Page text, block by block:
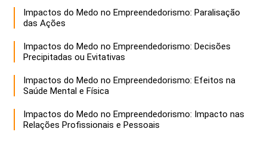
Impactos do Medo no Empreendedorismo: Paralisação
das Ações
Impactos do Medo no Empreendedorismo: Decisões
Precipitadas ou Evitativas
Impactos do Medo no Empreendedorismo: Efeitos na
Saúde Mental e Física
Impactos do Medo no Empreendedorismo: Impacto nas
Relações Profissionais e Pessoais